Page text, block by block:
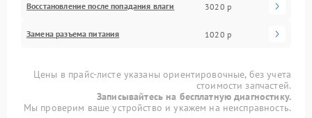
Восстановление после попадания влаги 3020 р
Замена разъема питания 1020 р
Цены в прайс-листе указаны ориентировочные, без учета
стоимости запчастей.
Записывайтесь на бесплатную диагностику.
Мы проверим ваше устройство и укажем на неисправность.